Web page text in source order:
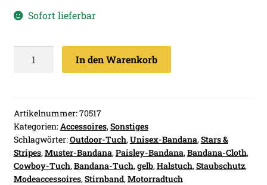
Sofort lieferbar
Stars
Style
Bandana-
05
yellow
Menge
In den Warenkorb
Artikelnummer:70517
Kategorien:Accessoires,Sonstiges
Schlagwörter:Outdoor-Tuch,Unisex-Bandana,Stars &
Stripes,Muster-Bandana,Paisley-Bandana,Bandana-Cloth,
Cowboy-Tuch,Bandana-Tuch,gelb,Halstuch,Staubschutz,
Modeaccessoires,Stirnband,Motorradtuch